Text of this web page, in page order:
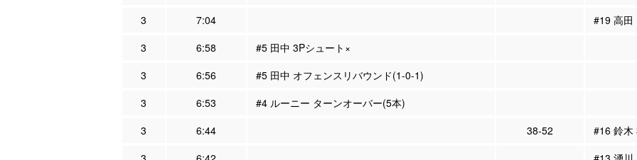
3
7:04
#19 高田
3
6:58
#5 田中 3Pシュート×
3
6:56
#5 田中 オフェンスリバウンド(1-0-1)
3
6:53
#4 ルーニー ターンオーバー(5本)
3
6:44 38-52
#16 鈴木